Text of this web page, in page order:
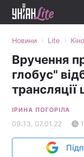
Новини › Lite › Кіно
Вручення
глобус"
трансляції
ІРИНА ПОГОРІЛА
09:13, 07.01.22